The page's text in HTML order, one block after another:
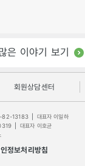
은 이야기 보기
회원상담센터
82-13183
대표자 이일하
대표자 이호균
정보처리방침